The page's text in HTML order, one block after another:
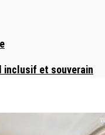
inclusif et souverain